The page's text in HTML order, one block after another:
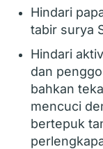
Hindari
tabir surya
Hindari
dan
bahkan
mencuci
bertepuk